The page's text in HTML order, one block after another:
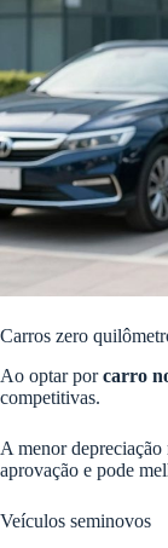
Carros zero
Ao optar porcarro
competitivas.
A menor
aprovação e pode
Veículos seminovos